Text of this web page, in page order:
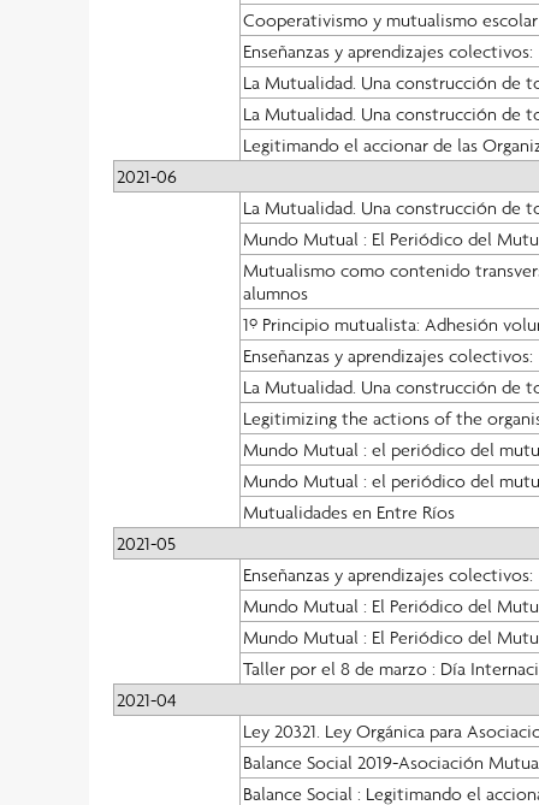
Cooperativismo y mutualismo
Enseñanzas y aprendizajes
La Mutualidad. Una construcción de
La Mutualidad. Una construcción de
Legitimando el accionar de las
2021-06
La Mutualidad. Una construcción de
Mundo Mutual : El Periódico del
Mutualismo como contenido
alumnos
1º Principio mutualista: Adhesión
Enseñanzas y aprendizajes
La Mutualidad. Una construcción de
Legitimizing the actions of the
Mundo Mutual : el periódico del
Mundo Mutual : el periódico del
Mutualidades en Entre Ríos
2021-05
Enseñanzas y aprendizajes
Mundo Mutual : El Periódico del
Mundo Mutual : El Periódico del
Taller por el 8 de marzo : Día
2021-04
Ley 20321. Ley Orgánica para
Balance Social 2019-Asociación
Balance Social : Legitimando el